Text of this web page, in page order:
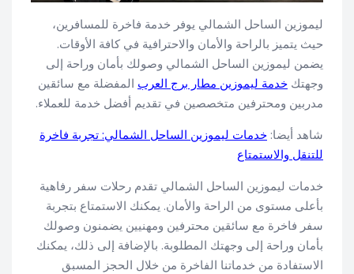
ليموزين الساحل الشمالي يوفر خدمة فاخرة للمسافرين،
حيث يتميز بالراحة والأمان والاحترافية في كافة الأوقات.
يضمن ليموزين الساحل الشمالي وصولك بأمان وراحة إلى
وجهتك خدمة ليموزين مطار برج العرب المفضلة مع سائقين
مدربين ومحترفين متخصصين في تقديم أفضل خدمة للعملاء.
شاهد أيضا: خدمات ليموزين الساحل الشمالي: تجربة فاخرة
للتنقل والاستمتاع
خدمات ليموزين الساحل الشمالي تقدم رحلات سفر رفاهية
بأعلى مستوى من الراحة والأمان. يمكنك الاستمتاع بتجربة
سفر فاخرة مع سائقين محترفين ومهنيين يضمنون وصولك
بأمان وراحة إلى وجهتك المطلوبة. بالإضافة إلى ذلك، يمكنك
الاستفادة من خدماتنا الفاخرة من خلال الحجز المسبق